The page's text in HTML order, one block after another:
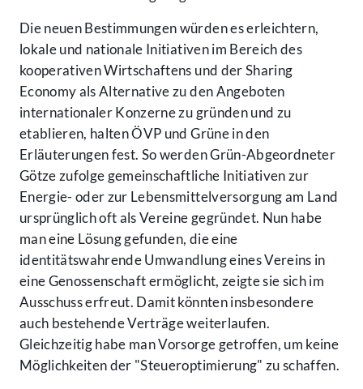
Die neuen Bestimmungen würden es erleichtern,
lokale und nationale Initiativen im Bereich des
kooperativen Wirtschaftens und der Sharing
Economy als Alternative zu den Angeboten
internationaler Konzerne zu gründen und zu
etablieren, halten ÖVP und Grüne in den
Erläuterungen fest. So werden Grün-Abgeordneter
Götze zufolge gemeinschaftliche Initiativen zur
Energie- oder zur Lebensmittelversorgung am Land
ursprünglich oft als Vereine gegründet. Nun habe
man eine Lösung gefunden, die eine
identitätswahrende Umwandlung eines Vereins in
eine Genossenschaft ermöglicht, zeigte sie sich im
Ausschuss erfreut. Damit könnten insbesondere
auch bestehende Verträge weiterlaufen.
Gleichzeitig habe man Vorsorge getroffen, um keine
Möglichkeiten der "Steueroptimierung" zu schaffen.